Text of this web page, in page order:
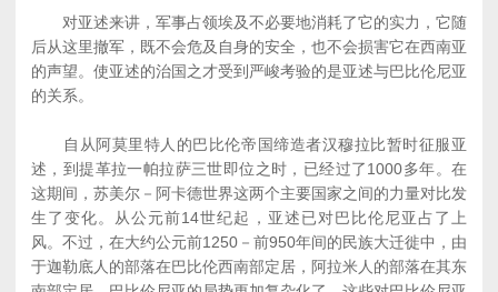
对亚述来讲，军事占领埃及不必要地消耗了它的实力，它随
后从这里撤军，既不会危及自身的安全，也不会损害它在西南亚
的声望。使亚述的治国之才受到严峻考验的是亚述与巴比伦尼亚
的关系。
自从阿莫里特人的巴比伦帝国缔造者汉穆拉比暂时征服亚
述，到提革拉一帕拉萨三世即位之时，已经过了1000多年。在
这期间，苏美尔－阿卡德世界这两个主要国家之间的力量对比发
生了变化。从公元前14世纪起，亚述已对巴比伦尼亚占了上
风。不过，在大约公元前1250－前950年间的民族大迁徙中，由
于迦勒底人的部落在巴比伦西南部定居，阿拉米人的部落在其东